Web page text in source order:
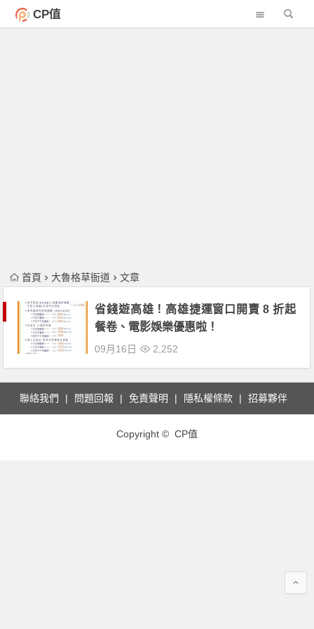
CP值
首頁 大魯格草衙道 文章
省錢遊高雄！高雄捷運窗口開賣 8 折起
餐卷、電影娛樂優惠啦！
09月16日 2,252
聯絡我們 問題回報 免責聲明 隱私權條款 招募夥伴
Copyright © CP值